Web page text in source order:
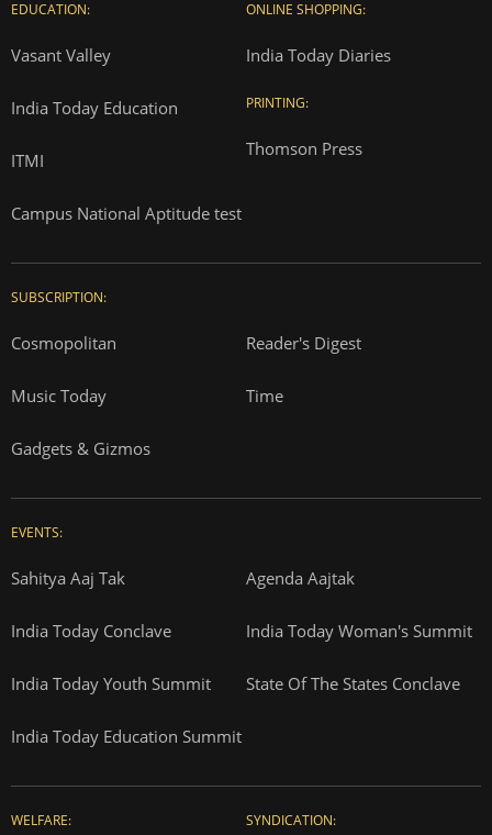
EDUCATION:
Vasant Valley
India Today Education
ITMI
Campus National Aptitude test
ONLINE SHOPPING:
India Today Diaries
PRINTING:
Thomson Press
SUBSCRIPTION:
Cosmopolitan Reader's Digest
Music Today Time
Gadgets & Gizmos
EVENTS:
Sahitya Aaj Tak Agenda Aajtak
India Today Conclave India Today Woman's Summit
India Today Youth Summit State Of The States Conclave
India Today Education Summit
WELFARE: SYNDICATION: